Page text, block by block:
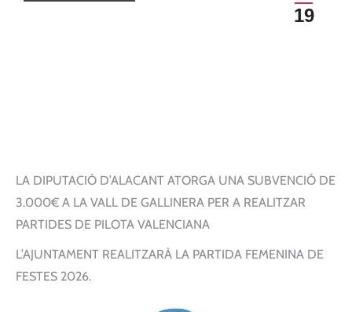
19
LA DIPUTACIÓ D’ALACANT ATORGA UNA SUBVENCIÓ DE
3.000€ A LA VALL DE GALLINERA PER A REALITZAR
PARTIDES DE PILOTA VALENCIANA
L’AJUNTAMENT REALITZARÀ LA PARTIDA FEMENINA DE
FESTES 2026.